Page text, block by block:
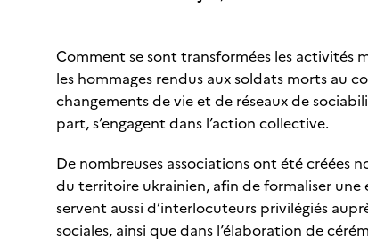
Comment se sont transformées les activités
les hommages rendus aux soldats morts au
changements de vie et de réseaux de
part, s’engagent dans l’action collective.
De nombreuses associations ont été créées
du territoire ukrainien, afin de formaliser une
servent aussi d’interlocuteurs privilégiés
sociales, ainsi que dans l’élaboration de